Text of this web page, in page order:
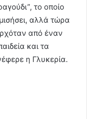
το οποίο
αλλά τώρα
από έναν
και τα
η Γλυκερία.